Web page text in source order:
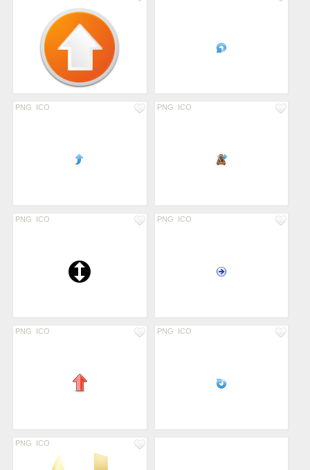
PNG ICO PNG ICO
PNG ICO PNG ICO
PNG ICO PNG ICO
PNG ICO